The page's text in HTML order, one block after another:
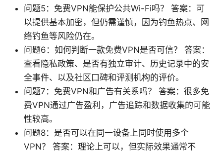
问题5：免费VPN能保护公共Wi-Fi吗？ 答案：可
以提供基本加密，但仍需谨慎，因为钓鱼热点、网
络钓鱼等风险仍在。
问题6：如何判断一款免费VPN是否可信？ 答案：
查看隐私政策、是否有独立审计、历史记录中的安
全事件、以及社区口碑和评测机构的评价。
问题7：免费VPN和广告有关系吗？ 答案：很多免
费VPN通过广告盈利，广告追踪和数据收集的可能
性较高。
问题8：是否可以在同一设备上同时使用多个
VPN？ 答案：理论上可以，但实际效果通常不